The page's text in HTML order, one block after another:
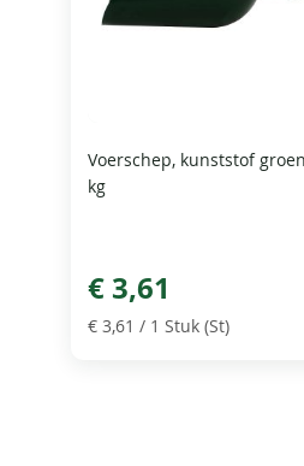
Voerschep, kunststof
kg
€ 3,61
€ 3,61 / 1 Stuk (St)